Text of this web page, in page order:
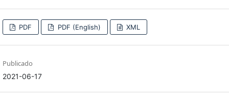
PDF PDF (English) XML
Publicado
2021-06-17